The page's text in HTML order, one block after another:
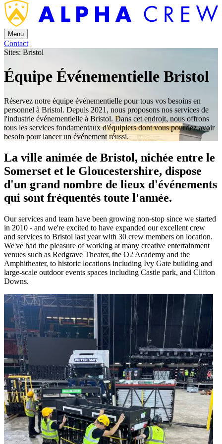
Menu
Contact
Sites: Bristol
Équipe Événementielle Bristol
Réservez notre équipe événementielle pour tous vos besoins en
personnel à Bristol. Depuis 2021, nous proposons nos services de
l'industrie événementielle à Bristol. Dans cet endroit, nous offrons
tous les services fondamentaux d'équipiers dont vous pourriez avoir
besoin pour lancer un événement réussi.
La ville animée de Bristol, nichée entre le
Somerset et le Gloucestershire, dispose
d'un grand nombre de lieux d'événements
qui sont fréquentés toute l'année.
Our services and team have been growing non-stop since we started
in 2010 - and we're excited to have expanded our excellent crew
and services to Bristol last year with 30 crew members on location.
We've had the pleasure of working at many creative entertainment
venues such as Redgrave Theater, the O2 Academy and the
Amphitheater, to historic locations including Ivy Gate building and
large-scale outdoor events spaces including Castle park, and Clifton
Downs.